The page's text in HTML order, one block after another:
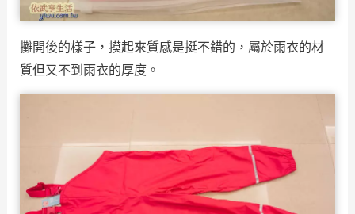
攤開後的樣子，摸起來質感是挺不錯的，屬於雨衣的材
質但又不到雨衣的厚度。